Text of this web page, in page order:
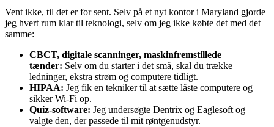
Vent ikke, til det er for sent. Selv på et nyt kontor i Maryland gjorde
jeg hvert rum klar til teknologi, selv om jeg ikke købte det med det
samme:
CBCT, digitale scanninger, maskinfremstillede
tænder: Selv om du starter i det små, skal du trække
ledninger, ekstra strøm og computere tidligt.
HIPAA: Jeg fik en tekniker til at sætte låste computere og
sikker Wi-Fi op.
Quiz-software: Jeg undersøgte Dentrix og Eaglesoft og
valgte den, der passede til mit røntgenudstyr.